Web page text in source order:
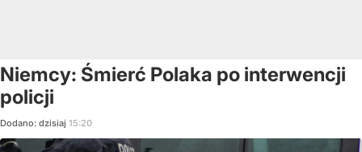
Niemcy: Śmierć Polaka po interwencji
policji
Dodano: dzisiaj 15:20